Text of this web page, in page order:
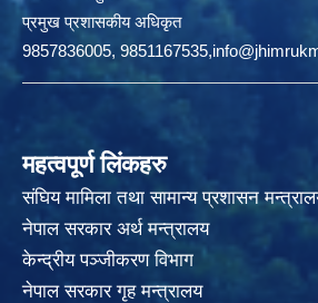
प्रमुख प्रशासकीय अधिकृत
9857836005,
महत्वपूर्ण लिंकहरु
संघिय मामिला तथा सामान्य प्रशासन
नेपाल सरकार अर्थ मन्त्रालय
केन्द्रीय पञ्जीकरण विभाग
नेपाल सरकार गृह मन्त्रालय